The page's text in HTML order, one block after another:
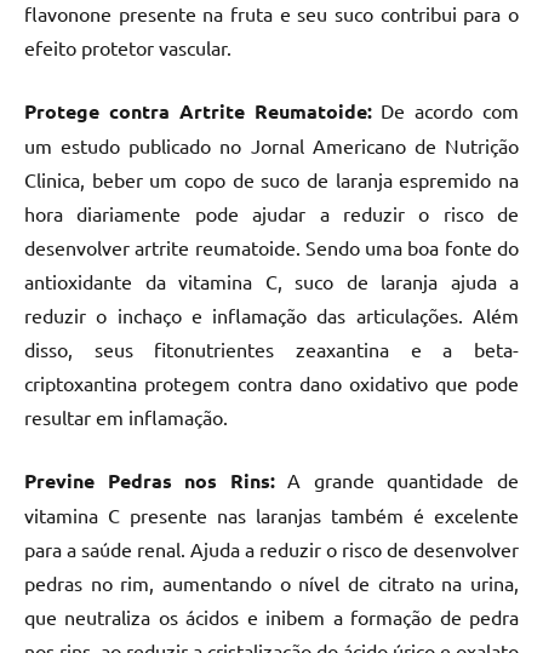
flavonone presente na fruta e seu suco contribui para o
efeito protetor vascular.
Protege contra Artrite Reumatoide: De acordo com
um estudo publicado no Jornal Americano de Nutrição
Clinica, beber um copo de suco de laranja espremido na
hora diariamente pode ajudar a reduzir o risco de
desenvolver artrite reumatoide. Sendo uma boa fonte do
antioxidante da vitamina C, suco de laranja ajuda a
reduzir o inchaço e inflamação das articulações. Além
disso, seus fitonutrientes zeaxantina e a beta-
criptoxantina protegem contra dano oxidativo que pode
resultar em inflamação.
Previne Pedras nos Rins:A grande quantidade de
vitamina C presente nas laranjas também é excelente
para a saúde renal. Ajuda a reduzir o risco de desenvolver
pedras no rim, aumentando o nível de citrato na urina,
que neutraliza os ácidos e inibem a formação de pedra